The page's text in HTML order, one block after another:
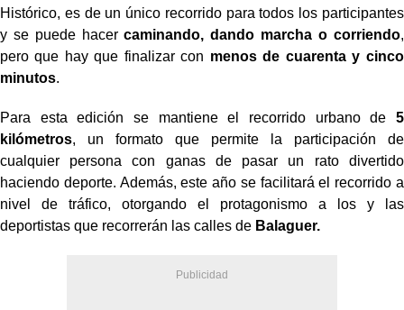
Histórico, es de un único recorrido para todos los participantes
y se puede hacercaminando, dando marcha o corriendo,
pero que hay que finalizar con menos de cuarenta y cinco
minutos.
Para esta edición se mantiene el recorrido urbano de 5
kilómetros, un formato que permite la participación de
cualquier persona con ganas de pasar un rato divertido
haciendo deporte. Además, este año se facilitará el recorrido a
nivel de tráfico, otorgando el protagonismo a los y las
deportistas que recorrerán las calles de Balaguer.